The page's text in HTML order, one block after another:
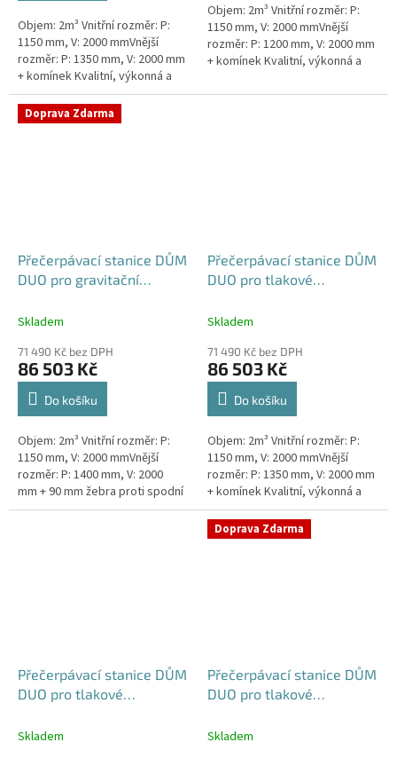
Objem: 2m³ Vnitřní rozměr: P:
1150 mm, V: 2000 mmVnější
rozměr: P: 1350 mm, V: 2000 mm
+ komínek Kvalitní, výkonná a
extrémně spolehlivá
přečerpávací stanice k
rodinným a...
hvězdiček.
Objem: 2m³ Vnitřní rozměr: P:
1150 mm, V: 2000 mmVnější
rozměr: P: 1200 mm, V: 2000 mm
+ komínek Kvalitní, výkonná a
přečerpávací stanice k
Doprava Zdarma
Přečerpávací stanice DŮM
DUO pro gravitační
nádrž 2m3
Skladem
71 490 Kč bez DPH
86 503 Kč
Do košíku
Objem: 2m³ Vnitřní rozměr: P:
1150 mm, V: 2000 mmVnější
rozměr: P: 1400 mm, V: 2000
mm + 90 mm žebra proti spodní
vodě + komínek Kvalitní,
Přečerpávací stanice DŮM
DUO pro tlakové
- nádrž 2m3
Skladem
71 490 Kč bez DPH
86 503 Kč
Do košíku
Objem: 2m³ Vnitřní rozměr: P:
1150 mm, V: 2000 mmVnější
rozměr: P: 1350 mm, V: 2000 mm
+ komínek Kvalitní, výkonná a
extrémně spolehlivá
přečerpávací stanice k
rodinným a...
Přečerpávací stanice DŮM
DUO pro tlakové
nádrž 2m3
Skladem
Doprava Zdarma
Přečerpávací stanice DŮM
DUO pro tlakové
nádrž 2m3
Skladem